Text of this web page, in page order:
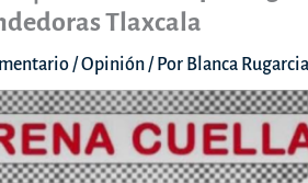
Tlaxcala
/Opinión/ Por Blanca Rugarcia